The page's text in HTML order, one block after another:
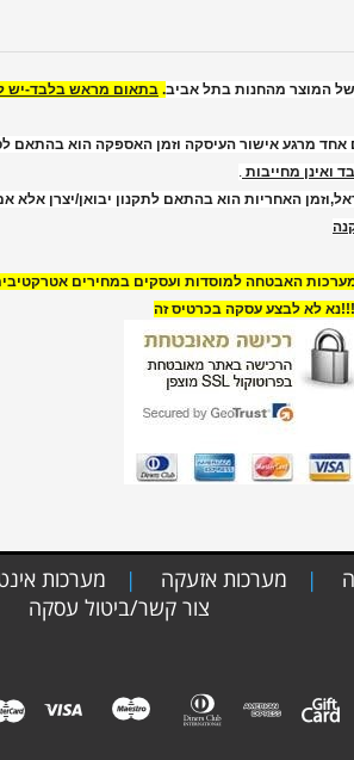
של המוצר מהחנות בתל אביב. בתאום מראש בלבד-יש
מרגע אישור העיסקה וזמן האספקה הוא בהתאם
ואינן מחייבות .
האחריות הוא בהתאם לתקנון יבואן/יצרן אלא
האבטחה למוסדות ועסקים במחירים
לא לבצע עסקה בכרטיס זה
| מערכות אזעקה | מערכות
צור קשר/ביטול עסקה